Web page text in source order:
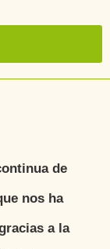
de
nos ha
a la